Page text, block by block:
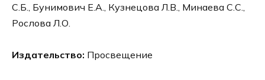
С.Б., Бунимович Е.А., Кузнецова Л.В., Минаева С.С.,
Рослова Л.О.
Издательство: Просвещение